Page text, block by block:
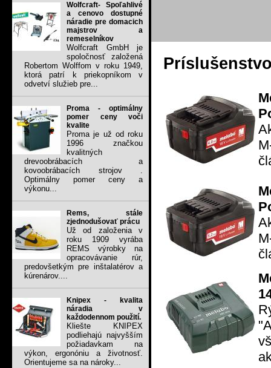
Wolfcraft- Spoľahlivé
a cenovo dostupné
náradie pre domacich
majstrov a
remeselníkov
Wolfcraft GmbH je
spoločnosť založená
Robertom Wolffom v roku 1949,
ktorá patrí k priekopníkom v
odvetví služieb pre...
Proma - optimálny
pomer ceny voči
kvalite
Proma je už od roku
1996 značkou
kvalitných
drevoobrábacích a
kovoobrábacích strojov .
Optimálny pomer ceny a
výkonu...
Rems, stále
zjednodušovať prácu
Už od založenia v
roku 1909 vyrába
REMS výrobky na
opracovávanie rúr,
predovšetkým pre inštalatérov a
kúrenárov....
Knipex - kvalita
náradia v
každodennom použití.
Kliešte KNIPEX
podliehajú najvyšším
požiadavkam na
výkon, ergonóniu a životnosť.
Orientujeme sa na nároky...